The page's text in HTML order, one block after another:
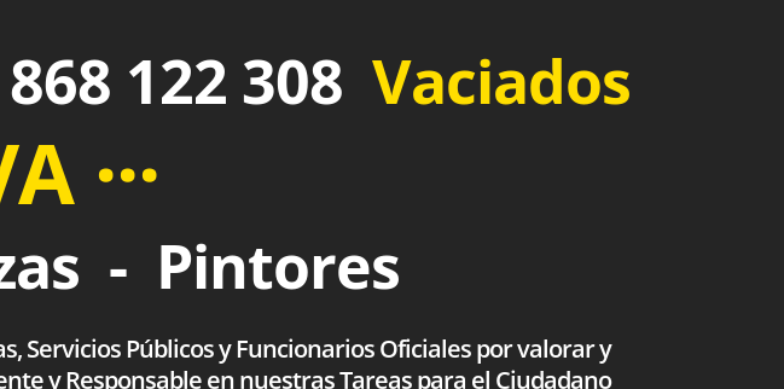
122 308 Vaciados
···
- Pintores
Servicios Públicos y Funcionarios Oficiales por valorar y
y Responsable en nuestras Tareas para el Ciudadano